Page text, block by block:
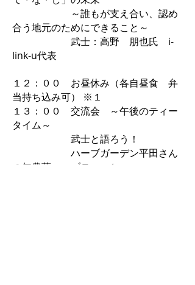
～誰もが支え合い、認め
合う地元のためにできること～
武士：高野 朋也氏 i-
link-u代表
１２：００ お昼休み（各自昼食 弁
当持ち込み可） ※１
１３：００ 交流会 ～午後のティー
タイム～
武士と語ろう！
ハーブガーデン平田さん
の無農薬ハーブティーと